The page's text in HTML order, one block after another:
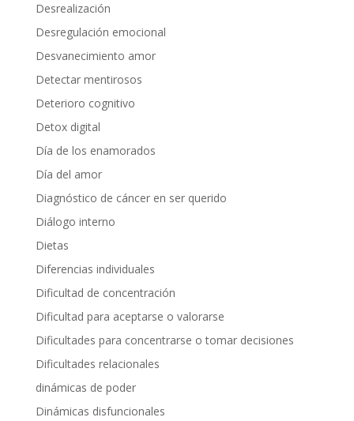
Desrealización
Desregulación emocional
Desvanecimiento amor
Detectar mentirosos
Deterioro cognitivo
Detox digital
Día de los enamorados
Día del amor
Diagnóstico de cáncer en ser querido
Diálogo interno
Dietas
Diferencias individuales
Dificultad de concentración
Dificultad para aceptarse o valorarse
Dificultades para concentrarse o tomar decisiones
Dificultades relacionales
dinámicas de poder
Dinámicas disfuncionales